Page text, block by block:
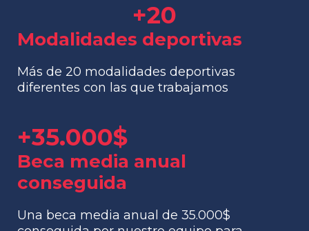
+20
Modalidades deportivas
Más de 20 modalidades deportivas
diferentes con las que trabajamos
+35.000$
Beca media anual
conseguida
Una beca media anual de 35.000$